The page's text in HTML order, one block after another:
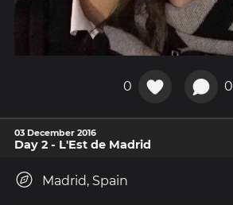
0 0
03 December 2016
Day 2 - L'Est de Madrid
Madrid, Spain